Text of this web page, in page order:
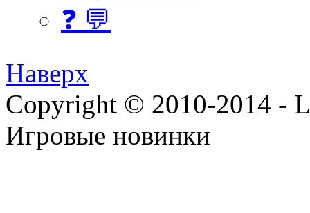
❓ 💬
Наверх
Copyright © 2010-2014 -
Игровые новинки